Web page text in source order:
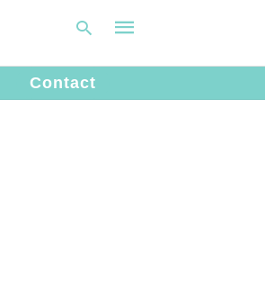
Contact